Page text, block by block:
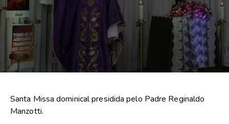
Santa Missa dominical presidida pelo Padre Reginaldo
Manzotti.